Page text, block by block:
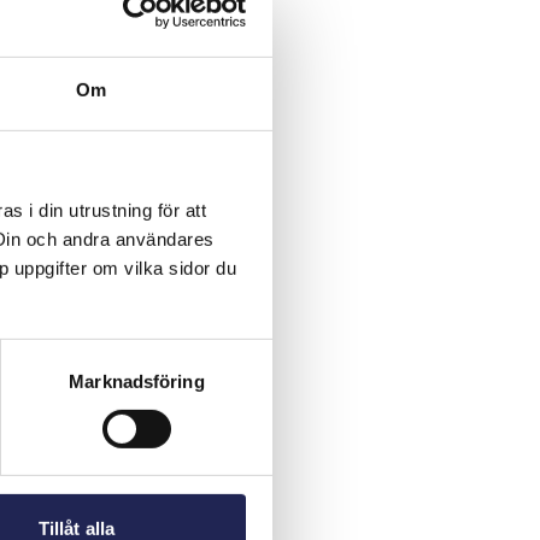
Om
i din utrustning för att
och andra användares
uppgifter om vilka sidor du
Marknadsföring
Tillåt alla